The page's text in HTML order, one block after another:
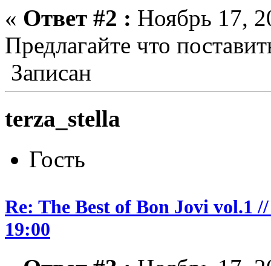
« Ответ #2 : Ноябрь 17,
Предлагайте что
Записан
terza_stella
Гость
Re: The Best of Bon Jovi vol.1
19:00